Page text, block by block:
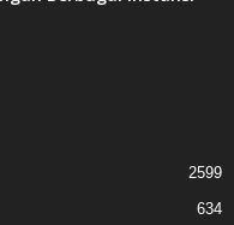
2599
634